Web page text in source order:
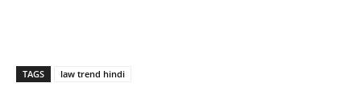
TAGS law trend hindi